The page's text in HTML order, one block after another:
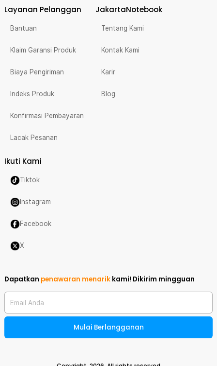
Layanan Pelanggan
Bantuan
Klaim Garansi Produk
Biaya Pengiriman
Indeks Produk
Konfirmasi Pembayaran
Lacak Pesanan
JakartaNotebook
Tentang Kami
Kontak Kami
Karir
Blog
Ikuti Kami
Tiktok
Instagram
Facebook
X
Dapatkan penawaran menarik kami! Dikirim mingguan
Email Anda
Mulai Berlangganan